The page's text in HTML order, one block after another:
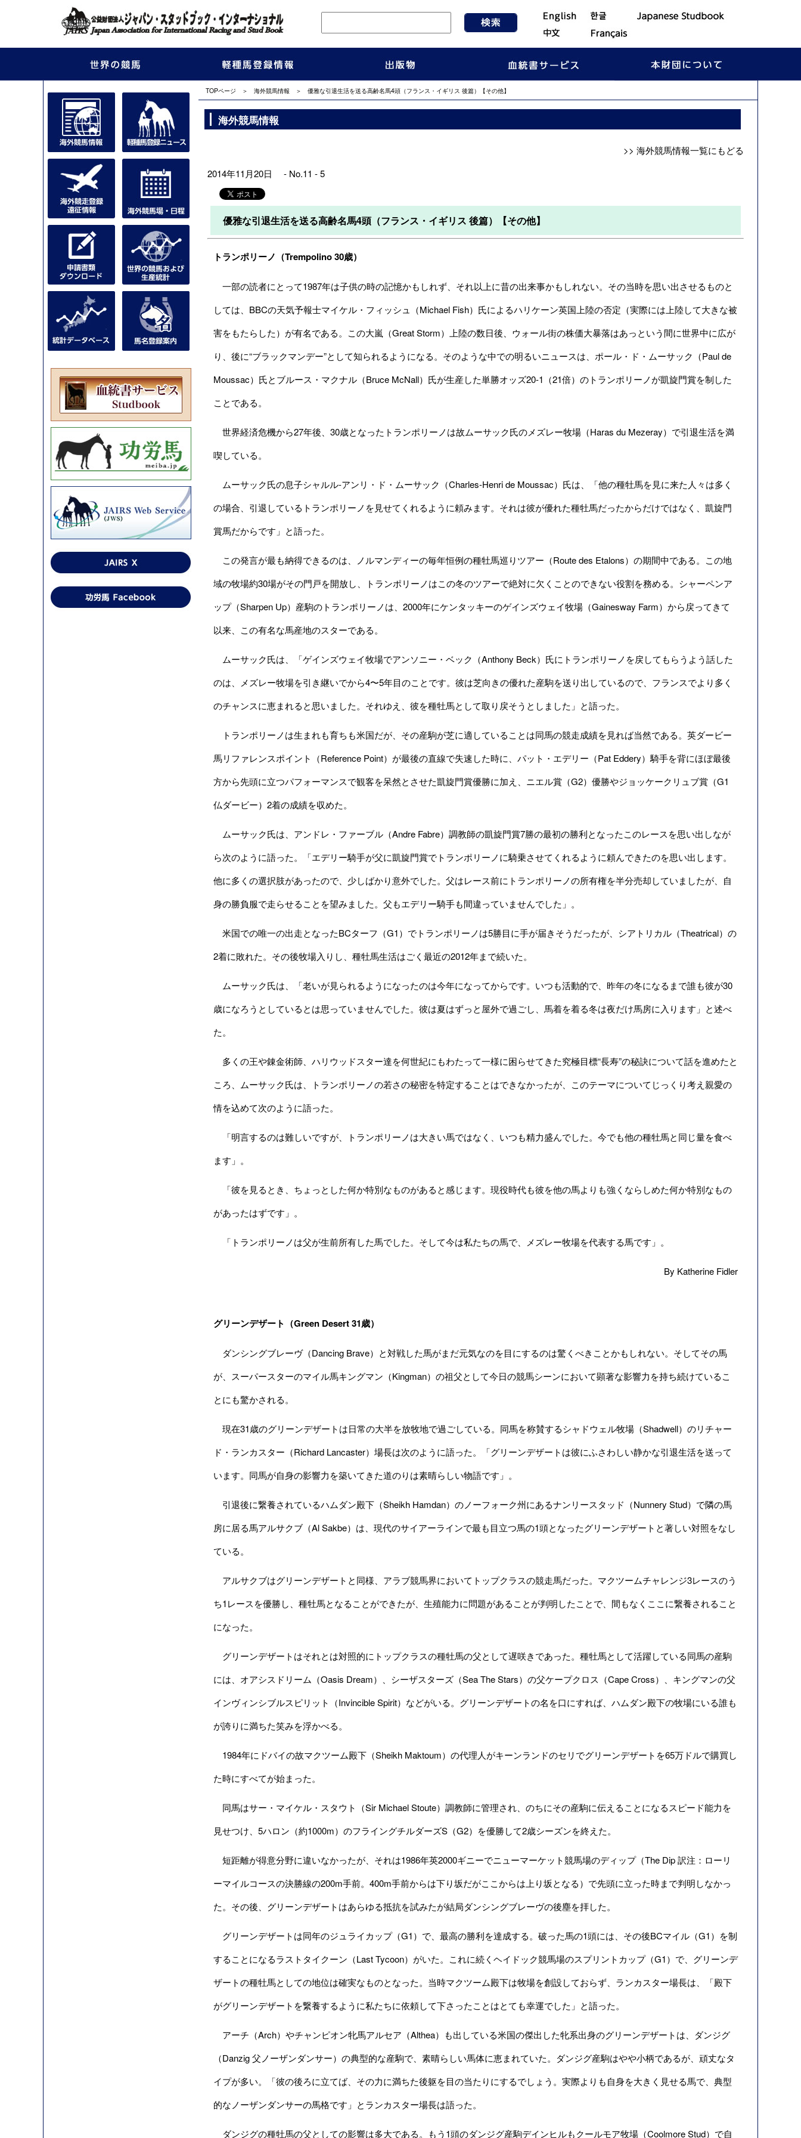
TOPページ ＞ 海外競馬情報 ＞ 優雅な引退生活を送る高齢名馬4頭（フランス・イギリス 後篇）【その他】
海外競馬情報
>> 海外競馬情報一覧にもどる
2014年11月20日 - No.11 - 5
優雅な引退生活を送る高齢名馬4頭（フランス・イギリス 後篇）【その他】
トランポリーノ（Trempolino 30歳）
一部の読者にとって1987年は子供の時の記憶かもしれず、それ以上に昔の出来事かもしれない。その当時を思い出させるものと
しては、BBCの天気予報士マイケル・フィッシュ（Michael Fish）氏によるハリケーン英国上陸の否定（実際には上陸して大きな被
害をもたらした）が有名である。この大嵐（Great Storm）上陸の数日後、ウォール街の株価大暴落はあっという間に世界中に広が
り、後に“ブラックマンデー”として知られるようになる。そのような中での明るいニュースは、ポール・ド・ムーサック（Paul de
Moussac）氏とブルース・マクナル（Bruce McNall）氏が生産した単勝オッズ20-1（21倍）のトランポリーノが凱旋門賞を制した
ことである。
世界経済危機から27年後、30歳となったトランポリーノは故ムーサック氏のメズレー牧場（Haras du Mezeray）で引退生活を満
喫している。
ムーサック氏の息子シャルル-アンリ・ド・ムーサック（Charles-Henri de Moussac）氏は、「他の種牡馬を見に来た人々は多く
の場合、引退しているトランポリーノを見せてくれるように頼みます。それは彼が優れた種牡馬だったからだけではなく、凱旋門
賞馬だからです」と語った。
この発言が最も納得できるのは、ノルマンディーの毎年恒例の種牡馬巡りツアー（Route des Etalons）の期間中である。この地
域の牧場約30場がその門戸を開放し、トランポリーノはこの冬のツアーで絶対に欠くことのできない役割を務める。シャーペンア
ップ（Sharpen Up）産駒のトランポリーノは、2000年にケンタッキーのゲインズウェイ牧場（Gainesway Farm）から戻ってきて
以来、この有名な馬産地のスターである。
ムーサック氏は、「ゲインズウェイ牧場でアンソニー・ベック（Anthony Beck）氏にトランポリーノを戻してもらうよう話した
のは、メズレー牧場を引き継いでから4〜5年目のことです。彼は芝向きの優れた産駒を送り出しているので、フランスでより多く
のチャンスに恵まれると思いました。それゆえ、彼を種牡馬として取り戻そうとしました」と語った。
トランポリーノは生まれも育ちも米国だが、その産駒が芝に適していることは同馬の競走成績を見れば当然である。英ダービー
馬リファレンスポイント（Reference Point）が最後の直線で失速した時に、パット・エデリー（Pat Eddery）騎手を背にほぼ最後
方から先頭に立つパフォーマンスで観客を呆然とさせた凱旋門賞優勝に加え、ニエル賞（G2）優勝やジョッケークリュブ賞（G1
仏ダービー）2着の成績を収めた。
ムーサック氏は、アンドレ・ファーブル（Andre Fabre）調教師の凱旋門賞7勝の最初の勝利となったこのレースを思い出しなが
ら次のように語った。「エデリー騎手が父に凱旋門賞でトランポリーノに騎乗させてくれるように頼んできたのを思い出します。
他に多くの選択肢があったので、少しばかり意外でした。父はレース前にトランポリーノの所有権を半分売却していましたが、自
身の勝負服で走らせることを望みました。父もエデリー騎手も間違っていませんでした」。
米国での唯一の出走となったBCターフ（G1）でトランポリーノは5勝目に手が届きそうだったが、シアトリカル（Theatrical）の
2着に敗れた。その後牧場入りし、種牡馬生活はごく最近の2012年まで続いた。
ムーサック氏は、「老いが見られるようになったのは今年になってからです。いつも活動的で、昨年の冬になるまで誰も彼が30
歳になろうとしているとは思っていませんでした。彼は夏はずっと屋外で過ごし、馬着を着る冬は夜だけ馬房に入ります」と述べ
た。
多くの王や錬金術師、ハリウッドスター達を何世紀にもわたって一様に困らせてきた究極目標“長寿”の秘訣について話を進めたと
ころ、ムーサック氏は、トランポリーノの若さの秘密を特定することはできなかったが、このテーマについてじっくり考え親愛の
情を込めて次のように語った。
「明言するのは難しいですが、トランポリーノは大きい馬ではなく、いつも精力盛んでした。今でも他の種牡馬と同じ量を食べ
ます」。
「彼を見るとき、ちょっとした何か特別なものがあると感じます。現役時代も彼を他の馬よりも強くならしめた何か特別なもの
があったはずです」。
「トランポリーノは父が生前所有した馬でした。そして今は私たちの馬で、メズレー牧場を代表する馬です」。
By Katherine Fidler
グリーンデザート（Green Desert 31歳）
ダンシングブレーヴ（Dancing Brave）と対戦した馬がまだ元気なのを目にするのは驚くべきことかもしれない。そしてその馬
が、スーパースターのマイル馬キングマン（Kingman）の祖父として今日の競馬シーンにおいて顕著な影響力を持ち続けているこ
とにも驚かされる。
現在31歳のグリーンデザートは日常の大半を放牧地で過ごしている。同馬を称賛するシャドウェル牧場（Shadwell）のリチャー
ド・ランカスター（Richard Lancaster）場長は次のように語った。「グリーンデザートは彼にふさわしい静かな引退生活を送って
います。同馬が自身の影響力を築いてきた道のりは素晴らしい物語です」。
引退後に繋養されているハムダン殿下（Sheikh Hamdan）のノーフォーク州にあるナンリースタッド（Nunnery Stud）で隣の馬
房に居る馬アルサクブ（Al Sakbe）は、現代のサイアーラインで最も目立つ馬の1頭となったグリーンデザートと著しい対照をなし
ている。
アルサクブはグリーンデザートと同様、アラブ競馬界においてトップクラスの競走馬だった。マクツームチャレンジ3レースのう
ち1レースを優勝し、種牡馬となることができたが、生殖能力に問題があることが判明したことで、間もなくここに繋養されること
になった。
グリーンデザートはそれとは対照的にトップクラスの種牡馬の父として遅咲きであった。種牡馬として活躍している同馬の産駒
には、オアシスドリーム（Oasis Dream）、シーザスターズ（Sea The Stars）の父ケープクロス（Cape Cross）、キングマンの父
インヴィンシブルスピリット（Invincible Spirit）などがいる。グリーンデザートの名を口にすれば、ハムダン殿下の牧場にいる誰も
が誇りに満ちた笑みを浮かべる。
1984年にドバイの故マクツーム殿下（Sheikh Maktoum）の代理人がキーンランドのセリでグリーンデザートを65万ドルで購買し
た時にすべてが始まった。
同馬はサー・マイケル・スタウト（Sir Michael Stoute）調教師に管理され、のちにその産駒に伝えることになるスピード能力を
見せつけ、5ハロン（約1000m）のフライングチルダーズS（G2）を優勝して2歳シーズンを終えた。
短距離が得意分野に違いなかったが、それは1986年英2000ギニーでニューマーケット競馬場のディップ（The Dip 訳注：ローリ
ーマイルコースの決勝線の200m手前。400m手前からは下り坂だがここからは上り坂となる）で先頭に立った時まで判明しなかっ
た。その後、グリーンデザートはあらゆる抵抗を試みたが結局ダンシングブレーヴの後塵を拝した。
グリーンデザートは同年のジュライカップ（G1）で、最高の勝利を達成する。破った馬の1頭には、その後BCマイル（G1）を制
することになるラストタイクーン（Last Tycoon）がいた。これに続くヘイドック競馬場のスプリントカップ（G1）で、グリーンデ
ザートの種牡馬としての地位は確実なものとなった。当時マクツーム殿下は牧場を創設しておらず、ランカスター場長は、「殿下
がグリーンデザートを繋養するように私たちに依頼して下さったことはとても幸運でした」と語った。
アーチ（Arch）やチャンピオン牝馬アルセア（Althea）も出している米国の傑出した牝系出身のグリーンデザートは、ダンジグ
（Danzig 父ノーザンダンサー）の典型的な産駒で、素晴らしい馬体に恵まれていた。ダンジグ産駒はやや小柄であるが、頑丈なタ
イプが多い。「彼の後ろに立てば、その力に満ちた後躯を目の当たりにするでしょう。実際よりも自身を大きく見せる馬で、典型
的なノーザンダンサーの馬格です」とランカスター場長は語った。
ダンジグの種牡馬の父としての影響は多大である。もう1頭のダンジグ産駒デインヒルもクールモア牧場（Coolmore Stud）で自